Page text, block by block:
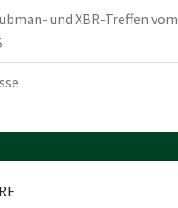
und XBR-Treffen vom